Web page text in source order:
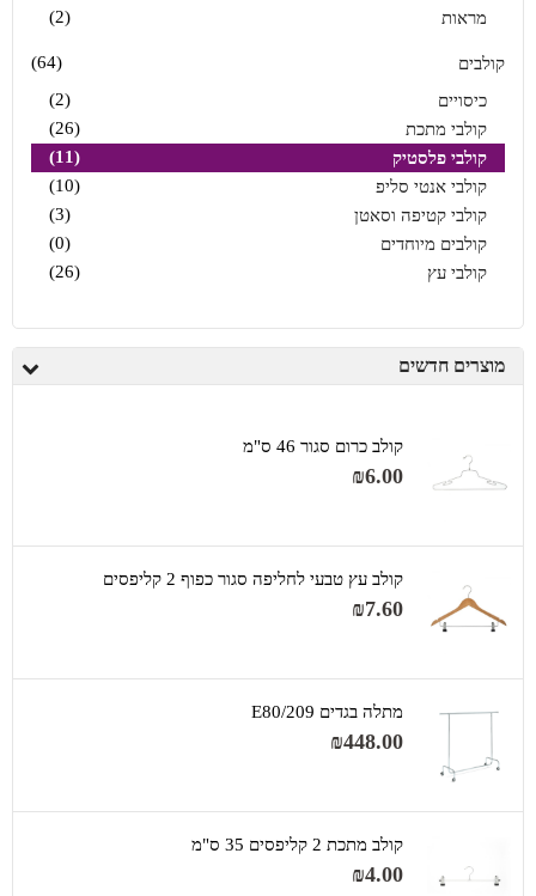
מראות
(2)
קולבים
(64)
כיסויים
(2)
קולבי מתכת
(26)
קולבי פלסטיק
(11)
קולבי אנטי סליפ
(10)
קולבי קטיפה וסאטן
(3)
קולבים מיוחדים
(0)
קולבי עץ
(26)
מוצרים חדשים
קולב כרום סגור 46 ס"מ
₪6.00
קולב עץ טבעי לחליפה סגור כפוף 2 קליפסים
₪7.60
מתלה בגדים 209/E80
₪448.00
קולב מתכת 2 קליפסים 35 ס"מ
₪4.00